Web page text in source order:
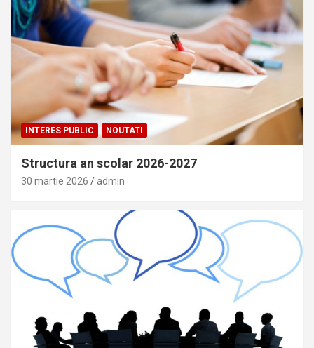
INTERES PUBLIC NOUTATI
Structura an scolar 2026-2027
30 martie 2026 admin